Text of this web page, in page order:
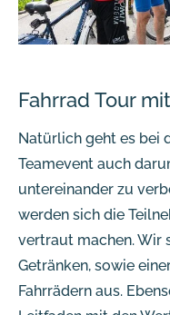
Fahrrad Tour
Natürlich geht es bei
Teamevent auch
untereinander zu
werden sich die
vertraut machen. Wir
Getränken, sowie
Fahrrädern aus.